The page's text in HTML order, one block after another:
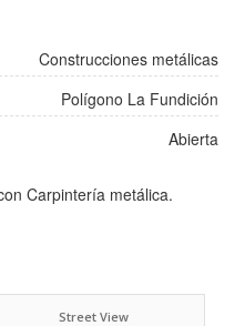
Construcciones metálicas
Polígono La Fundición
Abierta
Carpintería metálica.
Street View